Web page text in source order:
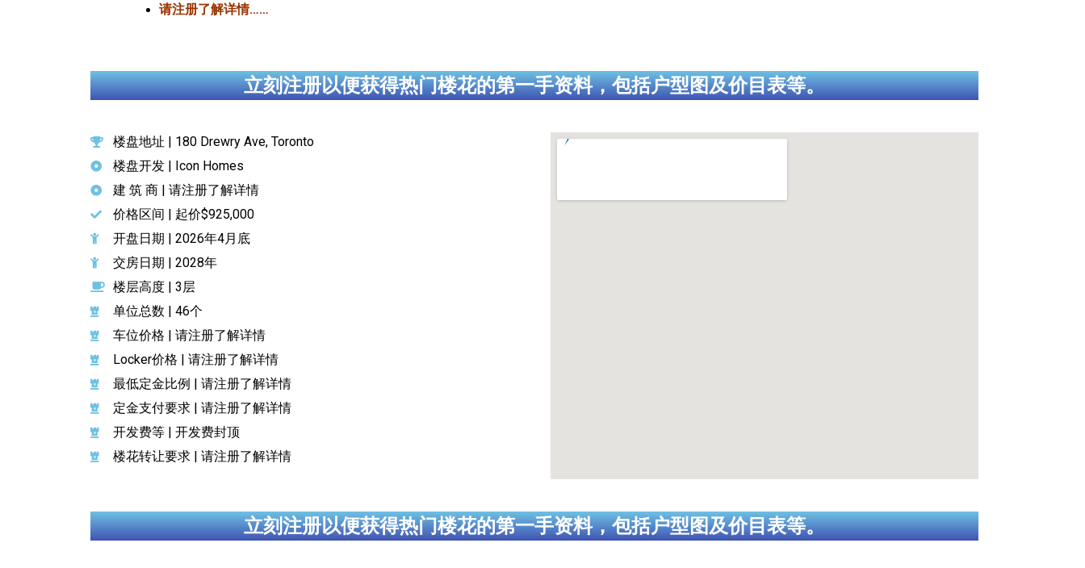
请注册了解详情……
立刻注册以便获得热门楼花的第一手资料，包括户型图及价目表等。
楼盘地址 | 180 Drewry Ave, Toronto
楼盘开发 | Icon Homes
建 筑 商 | 请注册了解详情
价格区间 | 起价$925,000
开盘日期 | 2026年4月底
交房日期 | 2028年
楼层高度 | 3层
单位总数 | 46个
车位价格 | 请注册了解详情
Locker价格 | 请注册了解详情
最低定金比例 | 请注册了解详情
定金支付要求 | 请注册了解详情
开发费等 | 开发费封顶
楼花转让要求 | 请注册了解详情
立刻注册以便获得热门楼花的第一手资料，包括户型图及价目表等。